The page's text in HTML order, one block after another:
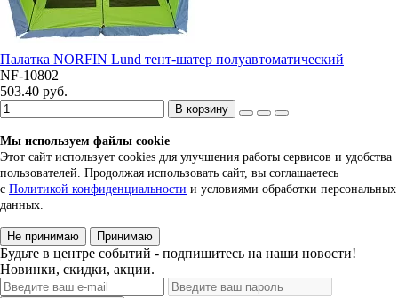
Палатка NORFIN Lund тент-шатер полуавтоматический
NF-10802
503.40 руб.
В корзину
Мы используем файлы cookie
Этот сайт использует cookies для улучшения работы сервисов и удобства
пользователей. Продолжая использовать сайт, вы соглашаетесь
с Политикой конфиденциальности и условиями обработки персональных
данных.
Не принимаю Принимаю
Будьте в центре событий - подпишитесь на наши новости!
Новинки, скидки, акции.